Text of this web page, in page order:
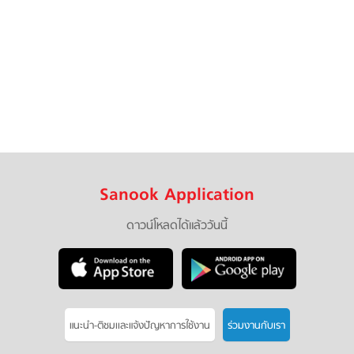
Sanook Application
ดาวน์โหลดได้แล้ววันนี้
แนะนำ-ติชมเเละแจ้งปัญหาการใช้งาน ร่วมงานกับเรา